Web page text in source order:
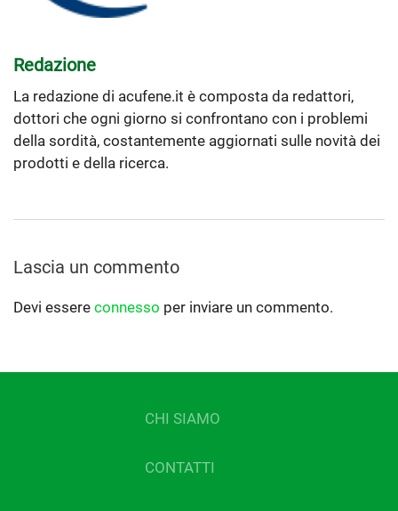
Redazione
La redazione di acufene.it è composta da redattori,
dottori che ogni giorno si confrontano con i problemi
della sordità, costantemente aggiornati sulle novità dei
prodotti e della ricerca.
Lascia un commento
Devi essere connesso per inviare un commento.
CHI SIAMO
CONTATTI